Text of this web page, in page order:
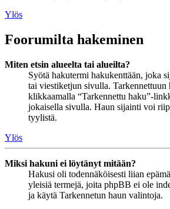
Ylös
Foorumilta hakeminen
Miten etsin alueelta tai alueilta?
Syötä hakutermi hakukenttään, joka
tai viestiketjun sivulla. Tarkennettuun
klikkaamalla “Tarkennettu haku”-
jokaisella sivulla. Haun sijainti voi
tyylistä.
Ylös
Miksi hakuni ei löytänyt mitään?
Hakusi oli todennäköisesti liian
yleisiä termejä, joita phpBB ei ole
ja käytä Tarkennetun haun valintoja.